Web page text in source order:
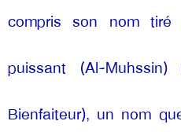
compris son nom
puissant (Al-
Bienfaiteur), un nom